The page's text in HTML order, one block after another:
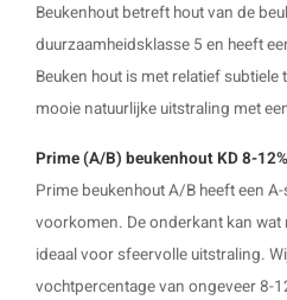
Beukenhout betreft hout van de
duurzaamheidsklasse 5 en heeft
Beuken hout is met relatief
mooie natuurlijke uitstraling met
Prime (A/B) beukenhout KD 8-
Prime beukenhout A/B heeft een
voorkomen. De onderkant kan
ideaal voor sfeervolle uitstraling.
vochtpercentage van ongeveer 8-